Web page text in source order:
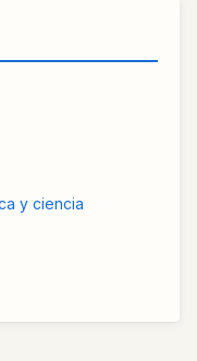
y ciencia